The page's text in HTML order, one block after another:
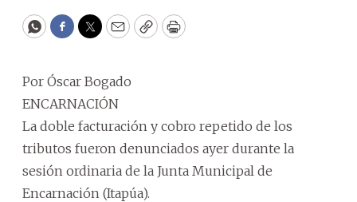
WhatsApp
Facebook
Twitter
EmailCopyPrint
Por Óscar Bogado
ENCARNACIÓN
La doble facturación y cobro repetido de los
tributos fueron denunciados ayer durante la
sesión ordinaria de la Junta Municipal de
Encarnación (Itapúa).